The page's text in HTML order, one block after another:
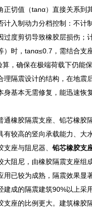
正切值（tanα）直接关系到
计入制动力分档控制：不计
过度剪切导致橡胶层损伤；
）时，tanα≤0.7，需结合支
，确保在极端荷载下仍能保
理隔震设计的结构，在地震
身基本无需修复，能迅速恢
通橡胶隔震支座、铅芯橡胶
有较高的竖向承载能力、大
支座与阻尼器、铅芯橡胶支
大阻尼，由橡胶隔震支座组
用已较为成熟，隔震效果显
建成的隔震建筑90%以上采
支座的比例更大。建筑橡胶